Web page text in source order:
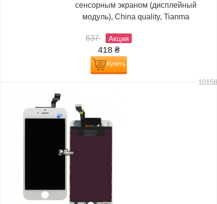
сенсорным экраном (дисплейный
модуль), China quality, Tianma
637 Акция
418 ₴
Купить